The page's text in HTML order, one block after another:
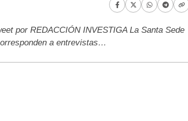
por REDACCIÓN INVESTIGA La Santa Sede
a entrevistas…